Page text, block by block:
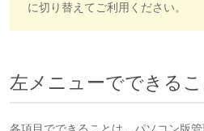
に切り替えてご利用ください。
左メニューでできるこ